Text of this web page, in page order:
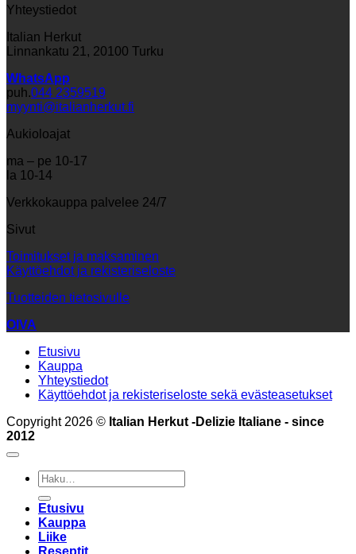
Yhteystiedot
Italian Herkut
Linnankatu 21, 20100 Turku
WhatsApp
puh.044 2359519
myynti@italianherkut.fi
Aukioloajat
ma – pe 10-17
la 10-14
Verkkokauppa palvelee 24/7
Sivut
Toimitukset ja maksaminen
Käyttöehdot ja rekisteriseloste
Tuotteiden tietosivulle
OIVA
Etusivu
Kauppa
Yhteystiedot
Käyttöehdot ja rekisteriseloste sekä evästeasetukset
Copyright 2026 © Italian Herkut -Delizie Italiane - since
2012
Etsi:
Etusivu
Kauppa
Liike
Reseptit